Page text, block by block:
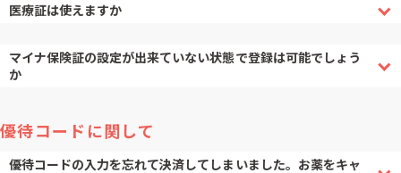
医療証は使えますか
マイナ保険証の設定が出来ていない状態で登録は可能でしょう
か
優待コードに関して
優待コードの入力を忘れて決済してしまいました。お薬をキャ